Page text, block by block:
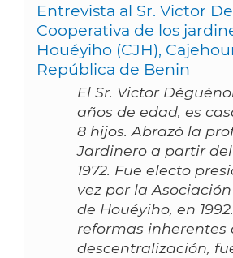
Entrevista al Sr. Victor
Cooperativa de los
Houéyiho (CJH),
República de Benin
El Sr. Victor
años de edad, es
8 hijos. Abrazó la
Jardinero a partir
1972. Fue electo
vez por la
de Houéyiho, en
reformas inherentes
descentralización,